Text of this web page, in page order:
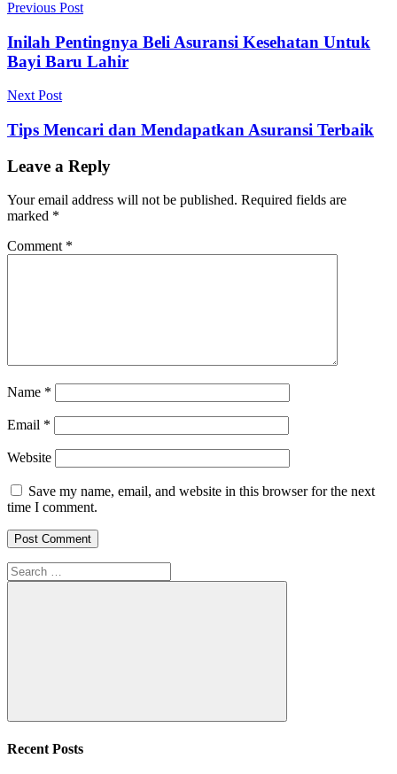
Post
navigation
Previous Post
Inilah Pentingnya Beli Asuransi Kesehatan Untuk
Bayi Baru Lahir
Next Post
Tips Mencari dan Mendapatkan Asuransi Terbaik
Leave a Reply
Your email address will not be published. Required fields are
marked *
Comment *
Name *
Email *
Website
Save my name, email, and website in this browser for the next
time I comment.
Search
for:
Search
Recent Posts